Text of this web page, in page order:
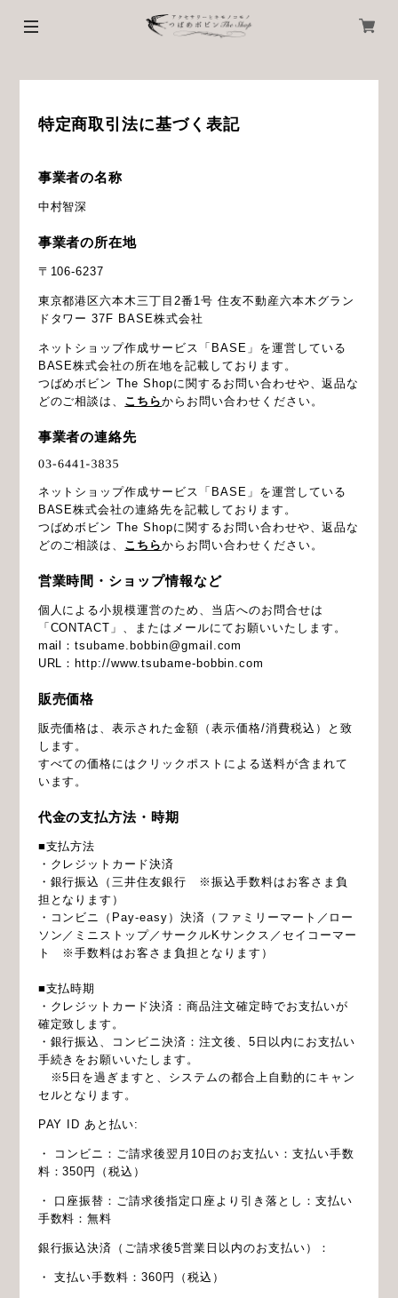
特定商取引法に基づく表記
事業者の名称
中村智深
事業者の所在地
〒106-6237
東京都港区六本木三丁目2番1号 住友不動産六本木グラン
ドタワー 37F BASE株式会社
ネットショップ作成サービス「BASE」を運営している
BASE株式会社の所在地を記載しております。
つばめボビン The Shopに関するお問い合わせや、返品な
どのご相談は、 こちらからお問い合わせください。
事業者の連絡先
ネットショップ作成サービス「BASE」を運営している
BASE株式会社の連絡先を記載しております。
つばめボビン The Shopに関するお問い合わせや、返品な
どのご相談は、 こちらからお問い合わせください。
営業時間・ショップ情報など
個人による小規模運営のため、当店へのお問合せは
「CONTACT」、またはメールにてお願いいたします。
mail：tsubame.bobbin@gmail.com
URL：http://www.tsubame-bobbin.com
販売価格
販売価格は、表示された金額（表示価格/消費税込）と致
します。
すべての価格にはクリックポストによる送料が含まれて
います。
代金の支払方法・時期
■支払方法
・クレジットカード決済
・銀行振込（三井住友銀行 ※振込手数料はお客さま負
担となります）
・コンビニ（Pay-easy）決済（ファミリーマート／ロー
ソン／ミニストップ／サークルKサンクス／セイコーマー
ト ※手数料はお客さま負担となります）
■支払時期
・クレジットカード決済：商品注文確定時でお支払いが
確定致します。
・銀行振込、コンビニ決済：注文後、5日以内にお支払い
手続きをお願いいたします。
※5日を過ぎますと、システムの都合上自動的にキャン
セルとなります。
PAY ID あと払い:
・ コンビニ：ご請求後翌月10日のお支払い：支払い手数
料：350円（税込）
・ 口座振替：ご請求後指定口座より引き落とし：支払い
手数料：無料
銀行振込決済（ご請求後5営業日以内のお支払い）：
・ 支払い手数料：360円（税込）